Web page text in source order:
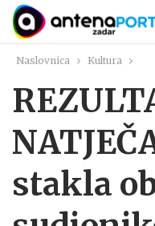
Naslovnica Kultura
stakla